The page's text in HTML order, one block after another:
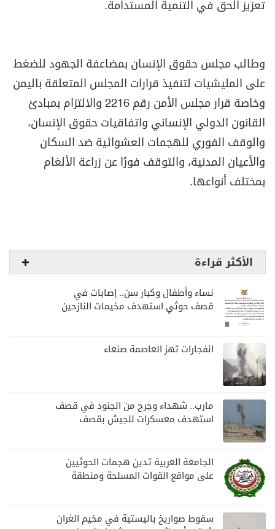
تعزيز الحق في التنمية المستدامة.
وطالب مجلس حقوق الإنسان بمضاعفة الجهود للضغط
على المليشيات لتنفيذ قرارات المجلس المتعلقة باليمن
وخاصة قرار مجلس الأمن رقم 2216 والالتزام بمبادئ
القانون الدولي الإنساني واتفاقيات حقوق الإنسان،
والوقف الفوري للهجمات العشوائية ضد السكان
والأعيان المدنية، والتوقف فورًا عن زراعة الألغام
بمختلف أنواعها.
الأكثر قراءة
نساء وأطفال وكبار سن.. إصابات في
قصف حوثي استهدف مخيمات النازحين
انفجارات تهز العاصمة صنعاء
مارب.. شهداء وجرح من الجنود في قصف
استهدف معسكرات للجيش بقصف
الجامعة العربية تدين هجمات الحوثيين
على مواقع القوات المسلحة ومنطقة
سقوط صواريخ باليستية في مخيم الغران